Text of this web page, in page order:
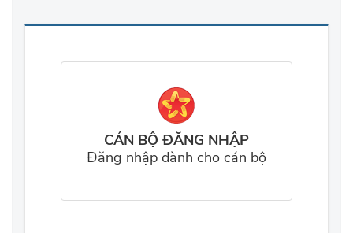
CÁN BỘ ĐĂNG NHẬP
Đăng nhập dành cho cán bộ